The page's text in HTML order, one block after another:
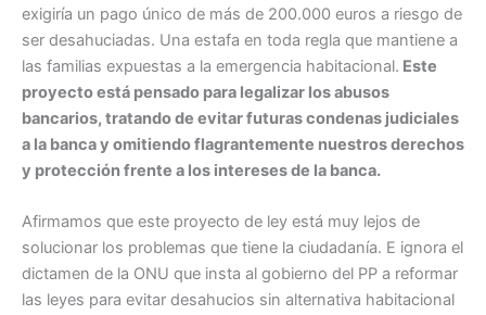
exigiría un pago único de más de 200.000 euros a riesgo de
ser desahuciadas. Una estafa en toda regla que mantiene a
las familias expuestas a la emergencia habitacional. Este
proyecto está pensado para legalizar los abusos
bancarios, tratando de evitar futuras condenas judiciales
a la banca y omitiendo flagrantemente nuestros derechos
y protección frente a los intereses de la banca.
Afirmamos que este proyecto de ley está muy lejos de
solucionar los problemas que tiene la ciudadanía. E ignora el
dictamen de la ONU que insta al gobierno del PP a reformar
las leyes para evitar desahucios sin alternativa habitacional